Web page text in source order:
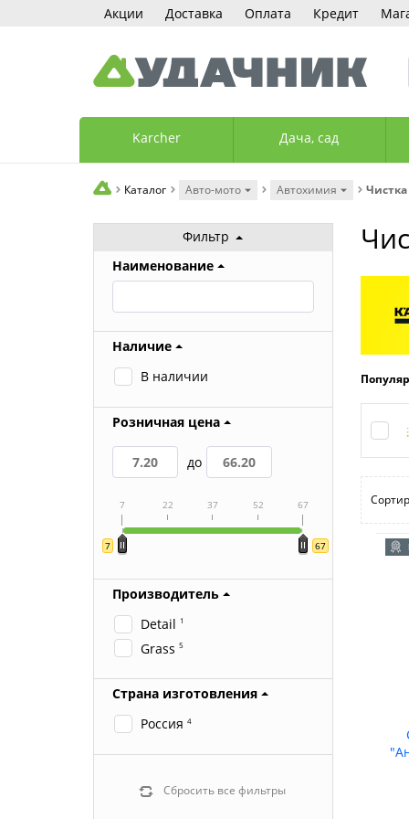
Акции Доставка Оплата Кредит
Karcher Дача, сад
Каталог Авто-мото Автохимия Чистка
Фильтр
Наименование
Наличие
В наличии
Розничная цена
до
7 67
7 22 37 52 67
Производитель
Detail 1
Grass 5
Страна изготовления
Россия 4
Сбросить все фильтры